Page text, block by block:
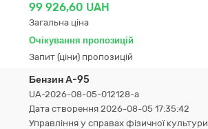
99 926,60 UAH
Загальна ціна
Очікування пропозицій
Запит (ціни) пропозицій
Бензин А-95
UA-2026-08-05-012128-a
Дата створення 2026-08-05 17:35:42
Управління у справах фізичної культури